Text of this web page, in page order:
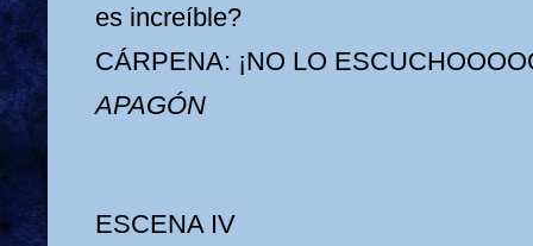
es increíble?
CÁRPENA: ¡NO LO
APAGÓN
ESCENA IV